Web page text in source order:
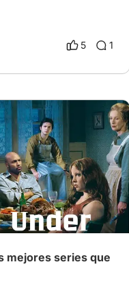
5 1
mejores series que